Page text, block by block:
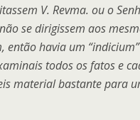
V. Revma. ou o
se dirigissem aos
então havia um “indicium
todos os fatos e
material bastante para